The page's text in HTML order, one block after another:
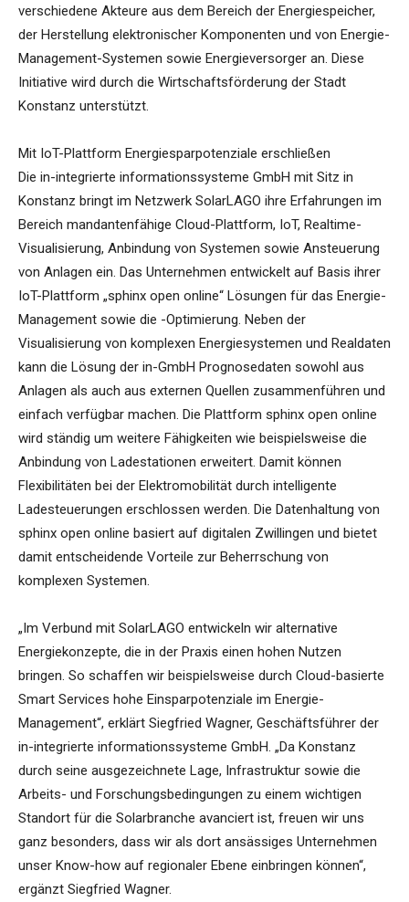
verschiedene Akteure aus dem Bereich der Energiespeicher,
der Herstellung elektronischer Komponenten und von Energie-
Management-Systemen sowie Energieversorger an. Diese
Initiative wird durch die Wirtschaftsförderung der Stadt
Konstanz unterstützt.
Mit IoT-Plattform Energiesparpotenziale erschließen
Die in-integrierte informationssysteme GmbH mit Sitz in
Konstanz bringt im Netzwerk SolarLAGO ihre Erfahrungen im
Bereich mandantenfähige Cloud-Plattform, IoT, Realtime-
Visualisierung, Anbindung von Systemen sowie Ansteuerung
von Anlagen ein. Das Unternehmen entwickelt auf Basis ihrer
IoT-Plattform „sphinx open online“ Lösungen für das Energie-
Management sowie die -Optimierung. Neben der
Visualisierung von komplexen Energiesystemen und Realdaten
kann die Lösung der in-GmbH Prognosedaten sowohl aus
Anlagen als auch aus externen Quellen zusammenführen und
einfach verfügbar machen. Die Plattform sphinx open online
wird ständig um weitere Fähigkeiten wie beispielsweise die
Anbindung von Ladestationen erweitert. Damit können
Flexibilitäten bei der Elektromobilität durch intelligente
Ladesteuerungen erschlossen werden. Die Datenhaltung von
sphinx open online basiert auf digitalen Zwillingen und bietet
damit entscheidende Vorteile zur Beherrschung von
komplexen Systemen.
„Im Verbund mit SolarLAGO entwickeln wir alternative
Energiekonzepte, die in der Praxis einen hohen Nutzen
bringen. So schaffen wir beispielsweise durch Cloud-basierte
Smart Services hohe Einsparpotenziale im Energie-
Management“, erklärt Siegfried Wagner, Geschäftsführer der
in-integrierte informationssysteme GmbH. „Da Konstanz
durch seine ausgezeichnete Lage, Infrastruktur sowie die
Arbeits- und Forschungsbedingungen zu einem wichtigen
Standort für die Solarbranche avanciert ist, freuen wir uns
ganz besonders, dass wir als dort ansässiges Unternehmen
unser Know-how auf regionaler Ebene einbringen können“,
ergänzt Siegfried Wagner.